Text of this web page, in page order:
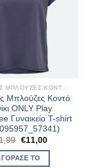
ΓΥΝΑΙΚΕΊΕΣ ΜΠΛΟΎΖΕΣ ΚΟΝΤΌ ΜΑΝΊΚΙ
Μπλούζες Κοντό
ONLY Play
Γυναικείο T-shirt
Original
price
was:
€21,99.
€11,00Η
ΤΟ